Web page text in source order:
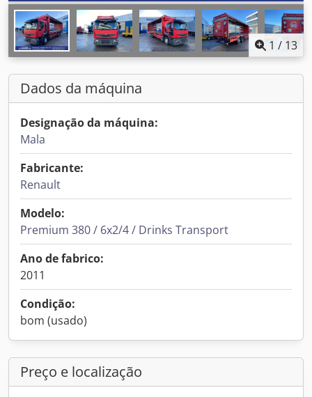
1 / 13
Dados da máquina
Designação da máquina:
Mala
Fabricante:
Renault
Modelo:
Premium 380 / 6x2/4 / Drinks Transport
Ano de fabrico:
2011
Condição:
bom (usado)
Preço e localização